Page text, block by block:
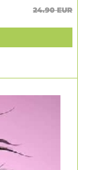
24.90 EUR